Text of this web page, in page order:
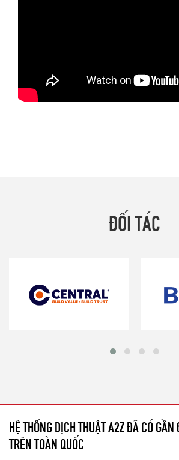
ĐỐI TÁC
HỆ THỐNG DỊCH THUẬT A2Z ĐÃ CÓ
TRÊN TOÀN QUỐC